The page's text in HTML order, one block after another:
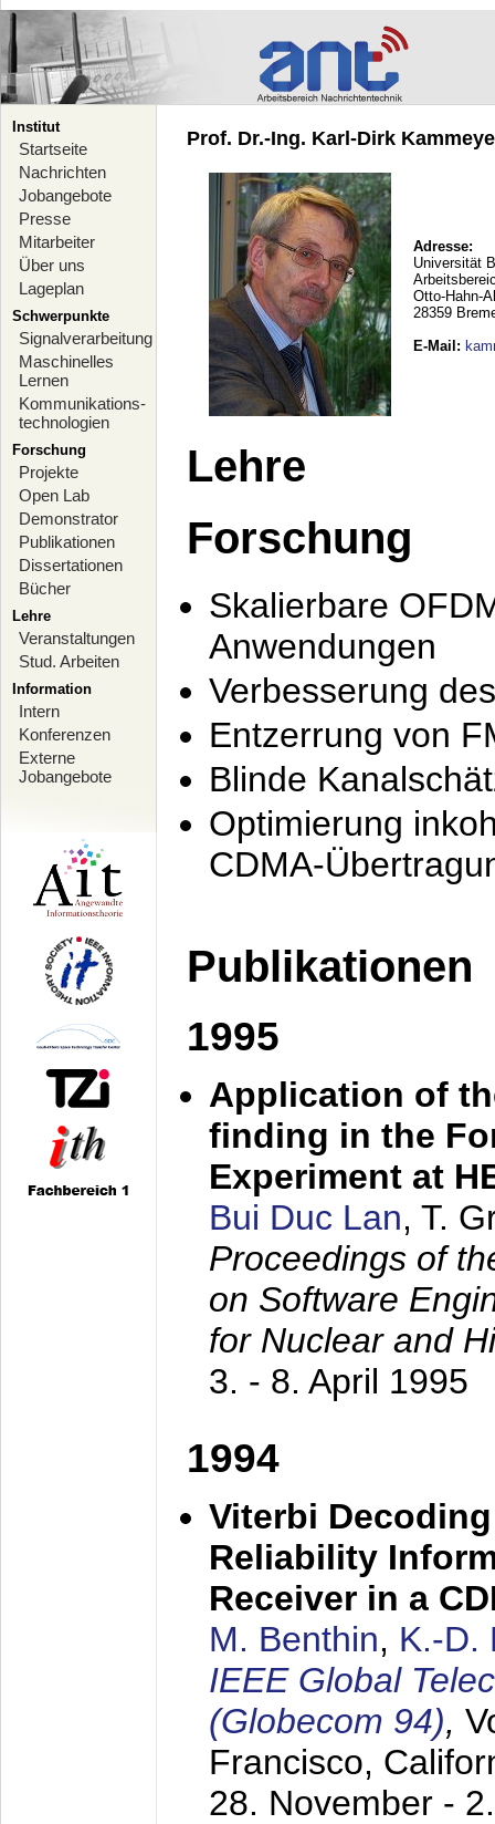
Institut
Startseite
Nachrichten
Jobangebote
Presse
Mitarbeiter
Über uns
Lageplan
Schwerpunkte
Signalverarbeitung
Maschinelles
Lernen
Kommunikations-
technologien
Forschung
Projekte
Open Lab
Demonstrator
Publikationen
Dissertationen
Bücher
Lehre
Veranstaltungen
Stud. Arbeiten
Information
Intern
Konferenzen
Externe
Jobangebote
Prof. Dr.-Ing. Karl-Dirk
Adresse:
Universität
Otto-Hahn-
28359
E-Mail :
Lehre
Forschung
Skalierbare
Anwendungen
Verbesserung
Entzerrung von
Blinde
Optimierung
CDMA-
Publikationen
1995
Application of
finding in the
Experiment at
Bui Duc Lan, T.
Proceedings of
on Software
for Nuclear and
3. - 8. April 1995
1994
Viterbi
Reliability
Receiver in a
M. Benthin, K.-D.
IEEE Global
(Globecom 94),
Francisco,
28. November -